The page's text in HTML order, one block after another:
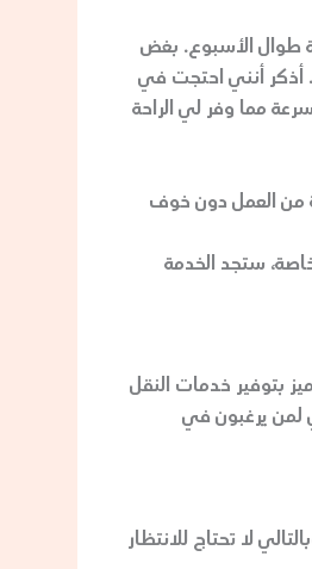
طوال الأسبوع. بغض
أذكر أنني احتجت في
مما وفر لي الراحة
من العمل دون خوف
ستجد الخدمة
بتوفير خدمات النقل
لمن يرغبون في
لا تحتاج للانتظار